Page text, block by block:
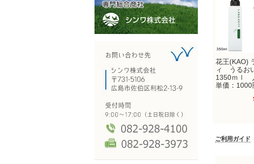
花王(KAO)
ィ うるお
1350ｍｌ
単価：1000
ご利用ガイド